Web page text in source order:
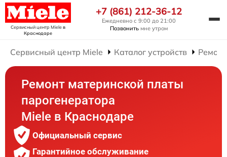
Сервисный центр Mieleв
Краснодаре
+7 (861) 212-36-12
Ежедневно с 9:00 до 21:00
Позвонить мне утром
Сервисный центр Miele Каталог устройств
Ремонт материнской платы
парогенератора
Miele в Краснодаре
Официальный сервис
Гарантийное обслуживание